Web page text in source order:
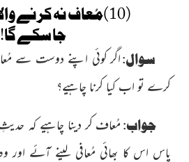
(10)مُعاف نہ کرنے
جا سکے گا!
سوال:اگر کوئی اپنے دوست سے
کرے تو اب کیا کرنا چاہیے؟
جواب:مُعاف کر دینا چاہیے کہ
پاس اس کا بھائی مُعافی لینے آئے